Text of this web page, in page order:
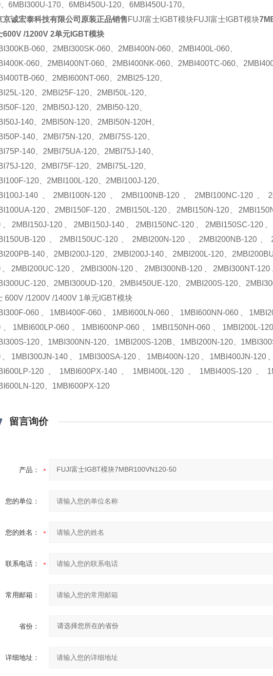
6MBI300U-170、6MBI450U-120、6MBI450U-170。
京诚宏泰科技有限公司原装正品销售FUJI富士IGBT模块FUJI富士IGBT模块
600V /1200V 2单元IGBT模块
060、2MBI300SK-060、2MBI400N-060、2MBI400L-060、
060、2MBI400NT-060、2MBI400NK-060、2MBI400TC-060、
060、2MBI600NT-060、2MBI25-120、
120、2MBI25F-120、2MBI50L-120、
120、2MBI50J-120、2MBI50-120、
140、2MBI50N-120、2MBI50N-120H、
140、2MBI75N-120、2MBI75S-120、
140、2MBI75UA-120、2MBI75J-140、
120、2MBI75F-120、2MBI75L-120、
120、2MBI100L-120、2MBI100J-120、
140、2MBI100N-120、2MBI100NB-120、2MBI100NC-120、
120、2MBI150F-120、2MBI150L-120、2MBI150N-120、
2MBI150J-120、2MBI150J-140、2MBI150NC-120、2MBI150SC-120
120、2MBI150UC-120、2MBI200N-120、2MBI200NB-120、
140、2MBI200J-120、2MBI200J-140、2MBI200L-120、
2MBI200UC-120、2MBI300N-120、2MBI300NB-120、2MBI300NT-120
120、2MBI300UD-120、2MBI450UE-120、2MBI200S-120、
600V /1200V /1400V 1单元IGBT模块
060、1MBI400F-060、1MBI600LN-060、1MBI600NN-060、
1MBI600LP-060、1MBI600NP-060、1MBI150NH-060、1MBI200L-
120、1MBI300NN-120、1MBI200S-120B、1MBI200N-120、
1MBI300JN-140、1MBI300SA-120、1MBI400N-120、1MBI400JN-120
120、1MBI600PX-140、1MBI400L-120、1MBI400S-120、
120、1MBI600PX-120
留言询价
产品：
您的单位：
您的姓名：
联系电话：
常用邮箱：
省份：
详细地址：